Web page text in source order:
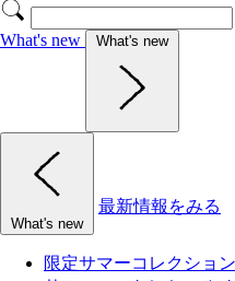
What's new What's new
What's new
最新情報をみる
限定サマーコレクション